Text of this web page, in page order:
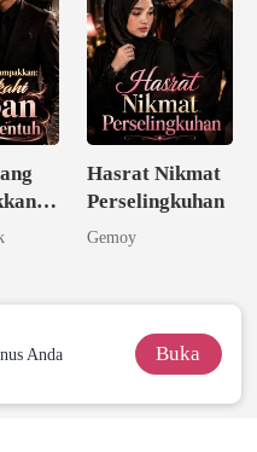
Hasrat Nikmat
Perselingkuhan
Gemoy
Anda Buka